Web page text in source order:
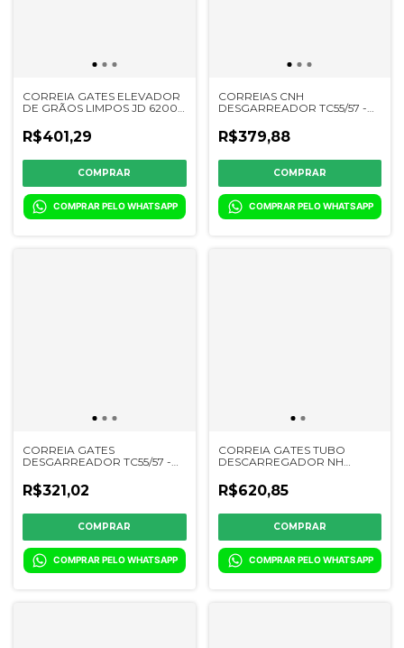
CORREIA GATES ELEVADOR
DE GRÃOS LIMPOS JD 6200
R$401,29
COMPRAR PELO WHATSAPP
CORREIAS CNH
DESGARREADOR TC55/57 -
84462590 - 84991836 -
302215K
R$379,88
COMPRAR PELO WHATSAPP
CORREIA GATES
DESGARREADOR TC55/57 -
302215K - 84462590 -
84991836
R$321,02
COMPRAR PELO WHATSAPP
CORREIA GATES TUBO
DESCARREGADOR NH
323254K - 84026042
R$620,85
COMPRAR PELO WHATSAPP